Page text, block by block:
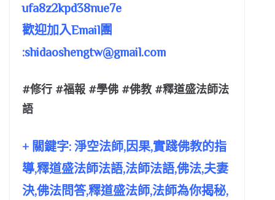
ufa8z2kpd38nue7e
歡迎加入Email團
:shidaoshengtw@gmail.com
#修行 #福報 #學佛 #佛教 #釋道盛法師法
語
+ 關鍵字: 淨空法師,因果,實踐佛教的指
導,釋道盛法師法語,法師法語,佛法,夫妻
決,佛法問答,釋道盛法師,法師為你揭秘,